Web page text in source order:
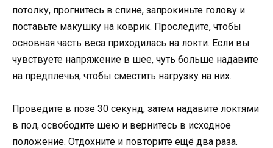
потолку, прогнитесь в спине, запрокиньте голову и
поставьте макушку на коврик. Проследите, чтобы
основная часть веса приходилась на локти. Если вы
чувствуете напряжение в шее, чуть больше надавите
на предплечья, чтобы сместить нагрузку на них.
Проведите в позе 30 секунд, затем надавите локтями
в пол, освободите шею и вернитесь в исходное
положение. Отдохните и повторите ещё два раза.